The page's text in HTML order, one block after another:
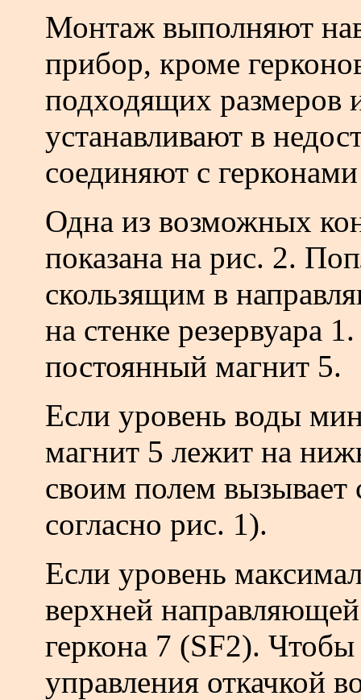
Монтаж выполняют
прибор, кроме
подходящих размеров
устанавливают в
соединяют с
Одна из возможных
показана на рис. 2.
скользящим в
на стенке резервуара
постоянный магнит 5.
Если уровень воды
магнит 5 лежит на
своим полем вызывает
согласно рис. 1).
Если уровень
верхней
геркона 7 (SF2). Чтобы
управления откачкой